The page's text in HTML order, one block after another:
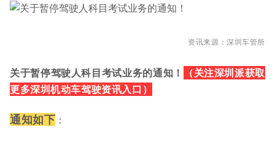
资讯来源：深圳车管所
关于暂停驾驶人科目考试业务的通知！
（关注深圳派获取
更多深圳机动车驾驶资讯入口）
通知如下 ：